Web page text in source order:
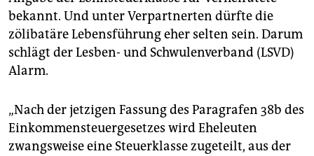
bekannt. Und unter Verpartnerten dürfte die
zölibatäre Lebensführung eher selten sein. Darum
schlägt der Lesben- und Schwulenverband (LSVD)
Alarm.
„Nach der jetzigen Fassung des Paragrafen 38b des
Einkommensteuergesetzes wird Eheleuten
zwangsweise eine Steuerklasse zugeteilt, aus der